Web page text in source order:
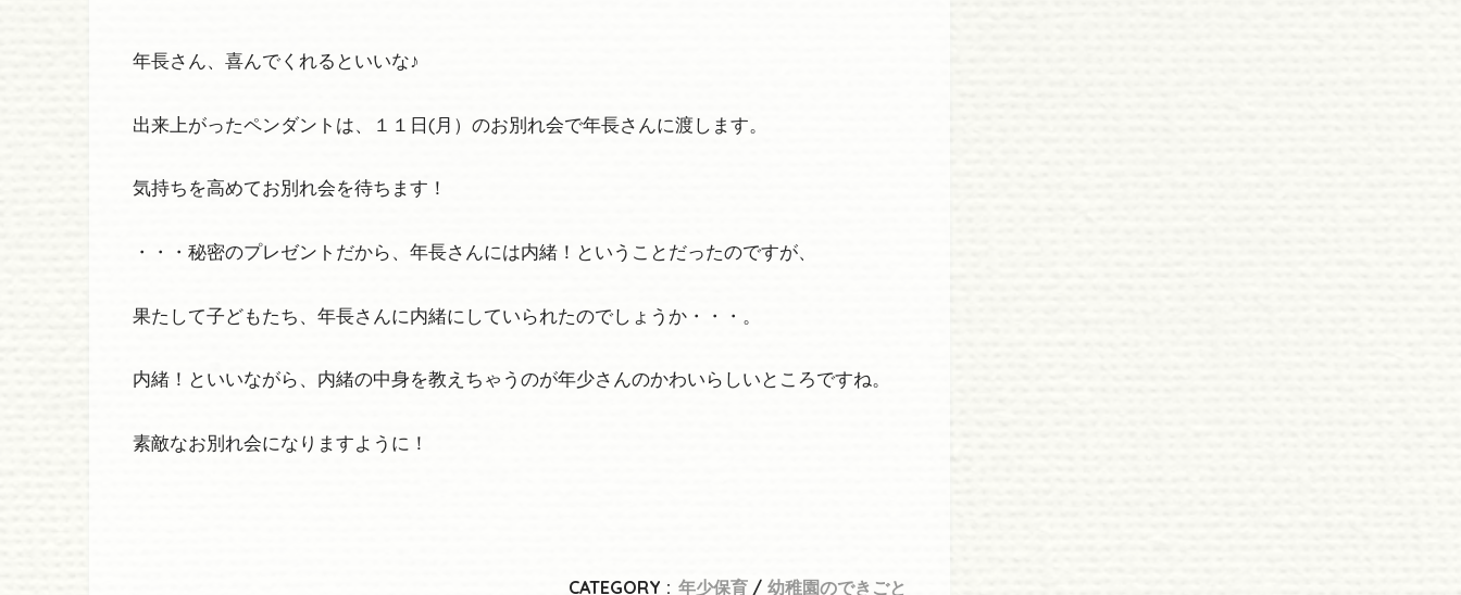
年長さん、喜んでくれるといいな♪
出来上がったペンダントは、１１日(月）のお別れ会で年長さんに渡します。
気持ちを高めてお別れ会を待ちます！
・・・秘密のプレゼントだから、年長さんには内緒！ということだったのですが、
果たして子どもたち、年長さんに内緒にしていられたのでしょうか・・・。
内緒！といいながら、内緒の中身を教えちゃうのが年少さんのかわいらしいところですね。
素敵なお別れ会になりますように！
CATEGORY : 年少保育 幼稚園のできごと